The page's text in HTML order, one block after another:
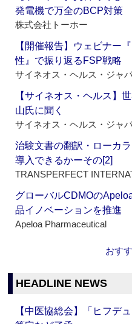
発電機で万全のBCP対策
株式会社トーホー
【開催報告】ウェビナー
性』で振り返るFSP戦略
サイネオス・ヘルス・ジャ
【サイネオス・ヘルス】
山氏に聞く
サイネオス・ヘルス・ジャ
治験文書の翻訳・ローカ
導入できるかーその[2]
TRANSPERFECT
グローバルCDMOの
品イノベーションを推進
Apeloa Pharmaceutical
おす
HEADLINE NEWS
【中医協総会】「ヒフデ